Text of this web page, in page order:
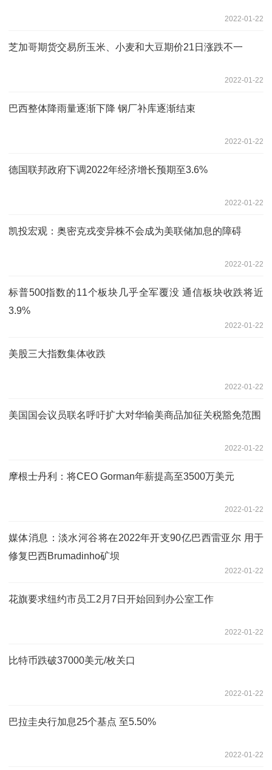
2022-01-22
芝加哥期货交易所玉米、小麦和大豆期价21日涨跌不一
2022-01-22
巴西整体降雨量逐渐下降 钢厂补库逐渐结束
2022-01-22
德国联邦政府下调2022年经济增长预期至3.6%
2022-01-22
凯投宏观：奥密克戎变异株不会成为美联储加息的障碍
2022-01-22
标普500指数的11个板块几乎全军覆没 通信板块收跌将近
3.9%
2022-01-22
美股三大指数集体收跌
2022-01-22
美国国会议员联名呼吁扩大对华输美商品加征关税豁免范围
2022-01-22
摩根士丹利：将CEO Gorman年薪提高至3500万美元
2022-01-22
媒体消息：淡水河谷将在2022年开支90亿巴西雷亚尔 用于
修复巴西Brumadinho矿坝
2022-01-22
花旗要求纽约市员工2月7日开始回到办公室工作
2022-01-22
比特币跌破37000美元/枚关口
2022-01-22
巴拉圭央行加息25个基点 至5.50%
2022-01-22